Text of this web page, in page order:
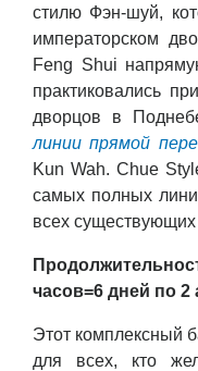
стилю Фэн-шуй,
императорском
Feng Shui
практиковались
дворцов в
линии прямой
Kun Wah. Chue
самых полных
всех
часов=6 дней по 2
Этот комплексный
для всех, кто